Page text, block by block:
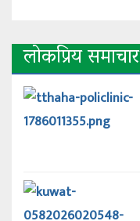
लोकप्रिय समाचार